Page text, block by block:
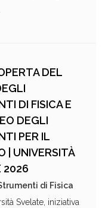
DEL
DI FISICA E
DEGLI
PER IL
| UNIVERSITÀ
2026
di Fisica
Svelate, iniziativa